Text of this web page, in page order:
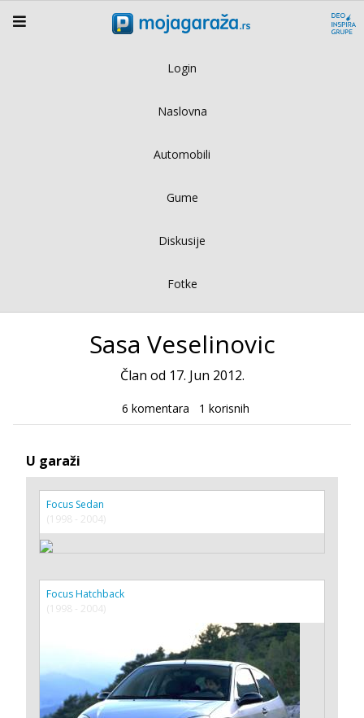
Login
Naslovna
Automobili
Gume
Diskusije
Fotke
Sasa Veselinovic
Član od 17. Jun 2012.
6 komentara 1 korisnih
U garaži
Focus Sedan
(1998 - 2004)
Focus Hatchback
(1998 - 2004)